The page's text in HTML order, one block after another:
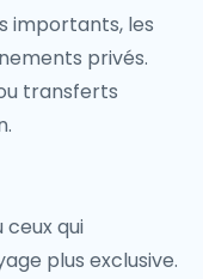
importants, les
privés.
transferts
ceux qui
plus exclusive.